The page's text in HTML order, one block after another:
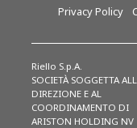
Privacy Policy
Riello S.p.A.
SOCIETÀ SOGGETTA
DIREZIONE E AL
COORDINAMENTO DI
ARISTON HOLDING NV